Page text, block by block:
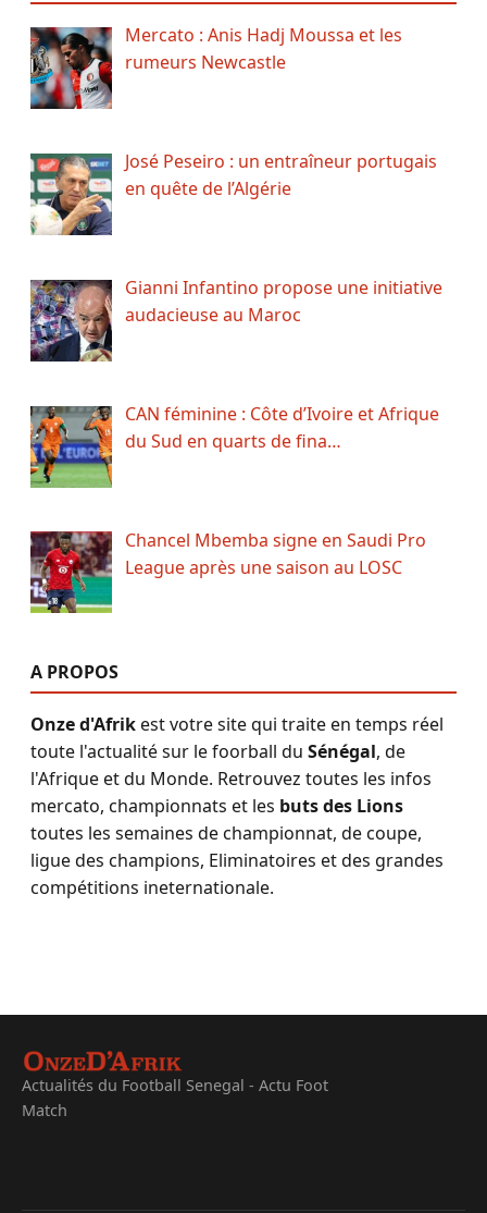
Mercato : Anis Hadj Moussa et les
rumeurs Newcastle
José Peseiro : un entraîneur portugais
en quête de l’Algérie
Gianni Infantino propose une initiative
audacieuse au Maroc
CAN féminine : Côte d’Ivoire et Afrique
du Sud en quarts de fina…
Chancel Mbemba signe en Saudi Pro
League après une saison au LOSC
A PROPOS
Onze d'Afrikest votre site qui traite en temps réel
toute l'actualité sur le foorball du Sénégal, de
l'Afrique et du Monde. Retrouvez toutes les infos
mercato, championnats et les buts des Lions
toutes les semaines de championnat, de coupe,
ligue des champions, Eliminatoires et des grandes
compétitions ineternationale.
Actualités du Football Senegal - Actu Foot
Match